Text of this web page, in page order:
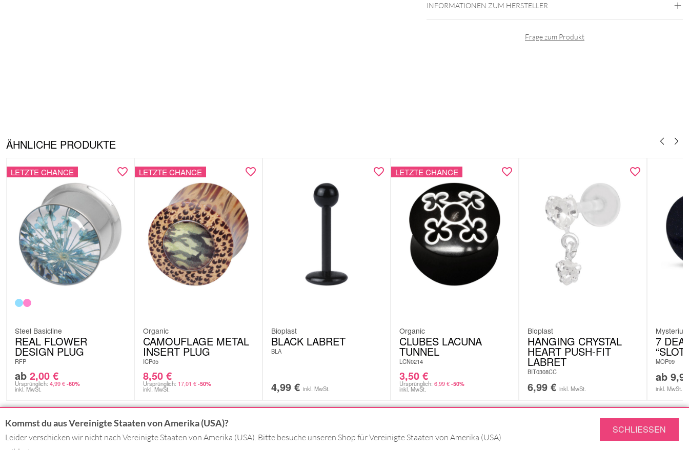
INFORMATIONEN ZUM HERSTELLER
Frage zum Produkt
ÄHNLICHE PRODUKTE
LETZTE CHANCE
Steel Basicline
REAL FLOWER
DESIGN PLUG
RFP
ab 2,00 €
Ursprünglich: 4,99€ -60%
inkl. MwSt.
LETZTE CHANCE
Organic
CAMOUFLAGE METAL
INSERT PLUG
ICP05
8,50 €
Ursprünglich: 17,01 € -50%
inkl. MwSt.
Bioplast
BLACK LABRET
BLA
4,99 € inkl. MwSt.
LETZTE CHANCE
Organic
CLUBES LACUNA
TUNNEL
LCN0214
3,50 €
Ursprünglich: 6,99€ -50%
inkl. MwSt.
Bioplast
HANGING CRYSTAL
HEART PUSH-FIT
LABRET
BIT0308CC
6,99 € inkl. MwSt.
Mysterium
7
MOP09
ab
inkl. MwSt.
KONTAKT DU BEZAHLST MIT #WEAREWILDCAT
Kommst du aus Vereinigte Staaten von Amerika (USA)?
Leider verschicken wir nicht nach Vereinigte Staaten von Amerika (USA). Bitte besuche unseren Shop für Vereinigte Staaten von Amerika (USA)
SCHLIESSEN